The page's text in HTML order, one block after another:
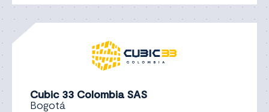
Cubic 33 Colombia SAS
Bogotá